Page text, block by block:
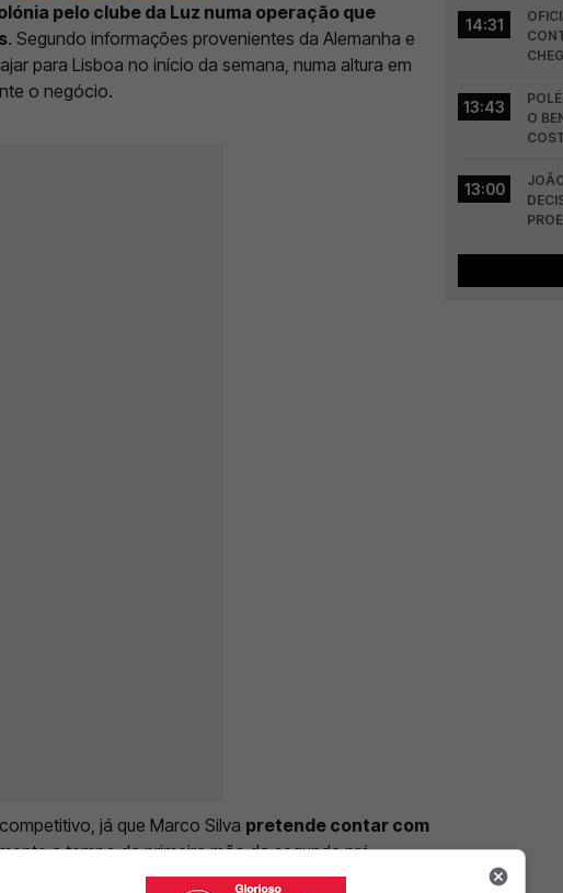
pelo clube da Luz numa operação que
. Segundo informações provenientes da Alemanha e
para Lisboa no início da semana, numa altura em
o negócio.
já que Marco Silva pretende contar com
a tempo da primeira mão da segunda pré-
marcada para 23 de julho.
14:31
13:43
O
13:00